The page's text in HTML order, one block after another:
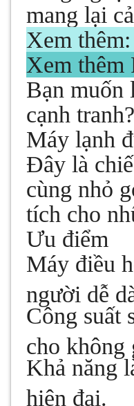
mang lại
Xem thêm:
Xem thêm
Bạn muốn
cạnh
Máy lạnh
Đây là
cùng nhỏ
tích cho
Ưu điểm
Máy điều
người dễ
Công suất
cho không
Khả năng
hiện đại.